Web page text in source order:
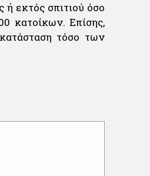
εκτός σπιτιού όσο
κατοίκων. Επίσης,
τόσο των